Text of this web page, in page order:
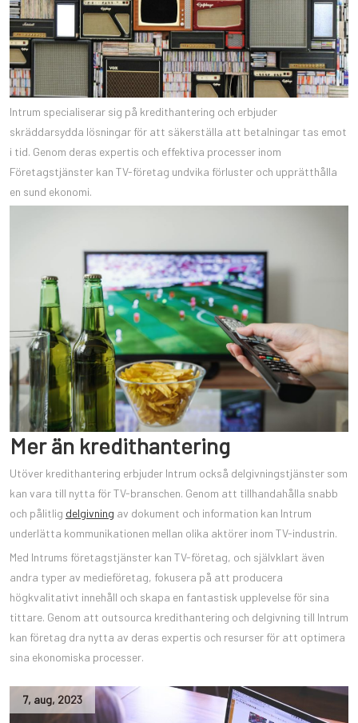
Intrum specialiserar sig på kredithantering och erbjuder
skräddarsydda lösningar för att säkerställa att betalningar tas emot
i tid. Genom deras expertis och effektiva processer inom
Företagstjänster kan TV-företag undvika förluster och upprätthålla
en sund ekonomi.
Mer än kredithantering
Utöver kredithantering erbjuder Intrum också delgivningstjänster som
kan vara till nytta för TV-branschen. Genom att tillhandahålla snabb
och pålitlig delgivning av dokument och information kan Intrum
underlätta kommunikationen mellan olika aktörer inom TV-industrin.
Med Intrums företagstjänster kan TV-företag, och självklart även
andra typer av medieföretag, fokusera på att producera
högkvalitativt innehåll och skapa en fantastisk upplevelse för sina
tittare. Genom att outsourca kredithantering och delgivning till Intrum
kan företag dra nytta av deras expertis och resurser för att optimera
sina ekonomiska processer.
7, aug, 2023